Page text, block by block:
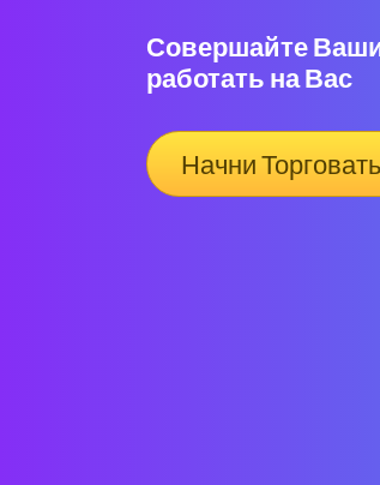
Совершайте
работать на Вас
Начни Торговать